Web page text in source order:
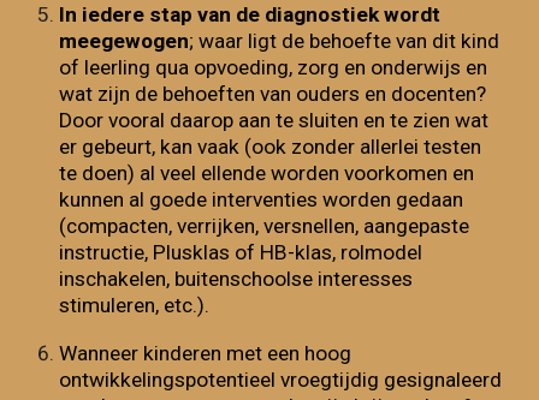
In iedere stap van de diagnostiek wordt
meegewogen; waar ligt de behoefte van dit kind
of leerling qua opvoeding, zorg en onderwijs en
wat zijn de behoeften van ouders en docenten?
Door vooral daarop aan te sluiten en te zien wat
er gebeurt, kan vaak (ook zonder allerlei testen
te doen) al veel ellende worden voorkomen en
kunnen al goede interventies worden gedaan
(compacten, verrijken, versnellen, aangepaste
instructie, Plusklas of HB-klas, rolmodel
inschakelen, buitenschoolse interesses
stimuleren, etc.).
Wanneer kinderen met een hoog
ontwikkelingspotentieel vroegtijdig gesignaleerd